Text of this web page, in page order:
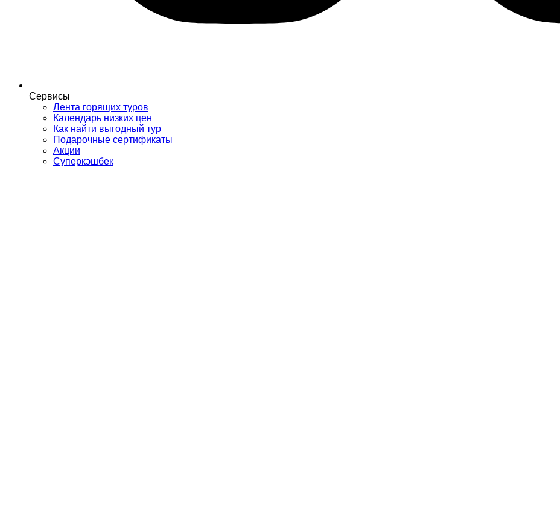
Сервисы
Лента горящих туров
Календарь низких цен
Как найти выгодный тур
Подарочные сертификаты
Акции
Суперкэшбек